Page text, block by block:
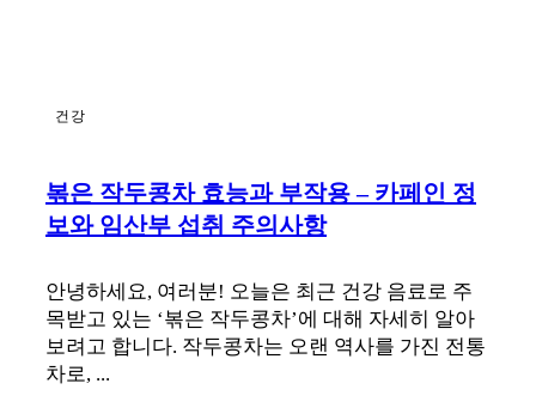
건강
볶은 작두콩차 효능과 부작용 – 카페인 정
보와 임산부 섭취 주의사항
안녕하세요, 여러분! 오늘은 최근 건강 음료로 주
목받고 있는 ‘볶은 작두콩차’에 대해 자세히 알아
보려고 합니다. 작두콩차는 오랜 역사를 가진 전통
차로, ...